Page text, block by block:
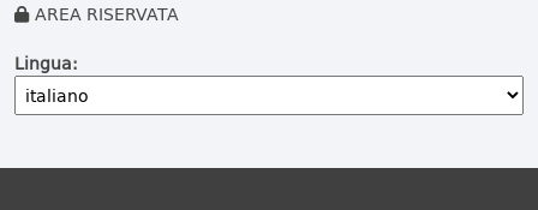
AREA RISERVATA
Lingua